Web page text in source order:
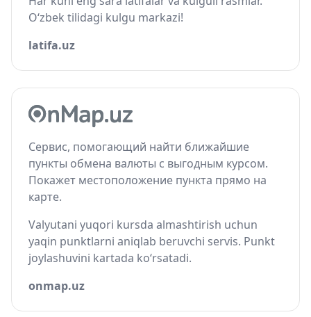
O‘zbek tilidagi kulgu markazi!
latifa.uz
Сервис, помогающий найти ближайшие
пункты обмена валюты с выгодным курсом.
Покажет местоположение пункта прямо на
карте.
Valyutani yuqori kursda almashtirish uchun
yaqin punktlarni aniqlab beruvchi servis. Punkt
joylashuvini kartada ko‘rsatadi.
onmap.uz